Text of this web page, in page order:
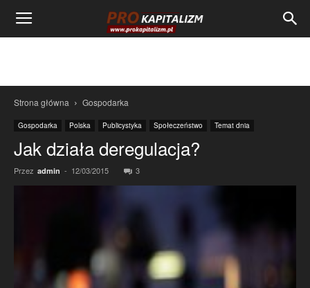
Strona główna Gospodarka
Gospodarka Polska Publicystyka Społeczeństwo Temat dnia
Jak działa deregulacja?
Przez admin - 12/03/2015 3